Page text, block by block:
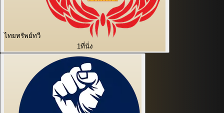
ไทยทรัพย์ทวี
1ที่นั่ง